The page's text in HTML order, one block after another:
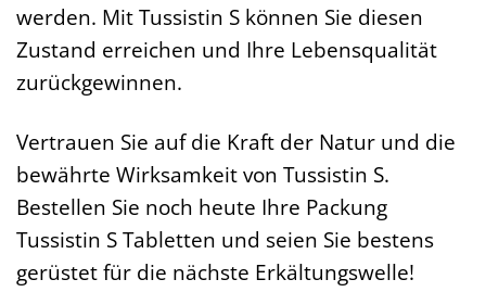
werden. Mit Tussistin S können Sie diesen
Zustand erreichen und Ihre Lebensqualität
zurückgewinnen.
Vertrauen Sie auf die Kraft der Natur und die
bewährte Wirksamkeit von Tussistin S.
Bestellen Sie noch heute Ihre Packung
Tussistin S Tabletten und seien Sie bestens
gerüstet für die nächste Erkältungswelle!